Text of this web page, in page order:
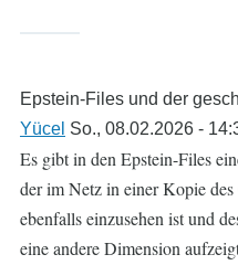
Epstein-Files und der
Yücel So., 08.02.2026 -
Es gibt in den Epstein-Files
der im Netz in einer Kopie
ebenfalls einzusehen ist und
eine andere Dimension